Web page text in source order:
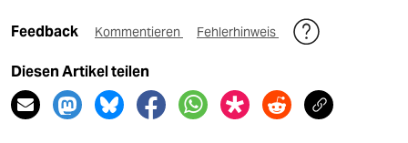
Feedback Kommentieren Fehlerhinweis
Diesen Artikel teilen